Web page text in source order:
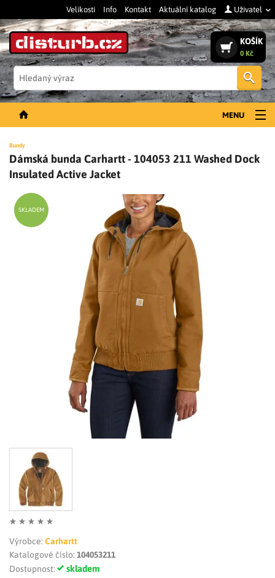
Velikosti Info Kontakt Aktuální katalog Uživatel
KOŠÍK
0 Kč
MENU
PÁNSKÉ OBLEČENÍ
DOPLŇKY
SLEVY A VÝPRODEJ
LIMITOVANÉ EDICE
Bundy
Dámská bunda Carhartt - 104053 211 Washed Dock
Insulated Active Jacket
SKLADEM
Výrobce: Carhartt
Katalogové číslo: 104053211
Dostupnost:
skladem